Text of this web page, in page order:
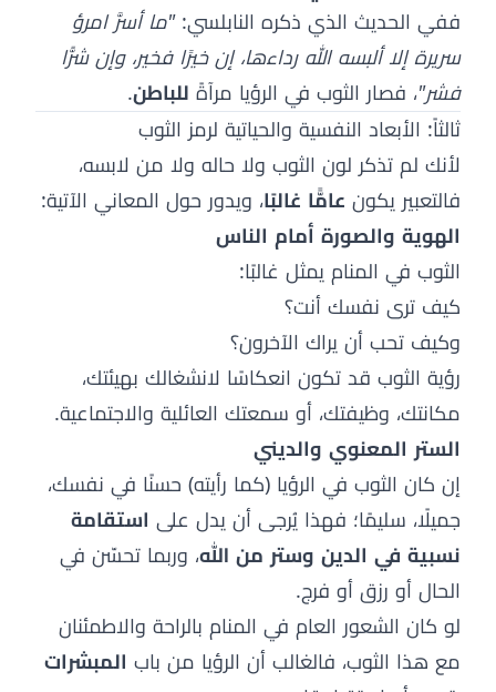
ففي الحديث الذي ذكره النابلسي:"ما أسرَّ امرؤ
سريرة إلا ألبسه الله رداءها، إن خيرًا فخير، وإن شرًّا
فشر"، فصار الثوب في الرؤيا مرآةً للباطن.
ثالثاً: الأبعاد النفسية والحياتية لرمز الثوب
لأنك لم تذكر لون الثوب ولا حاله ولا من لابسه،
فالتعبير يكون عامًّا غالبًا، ويدور حول المعاني الآتية:
الهوية والصورة أمام الناس
الثوب في المنام يمثل غالبًا:
كيف ترى نفسك أنت؟
وكيف تحب أن يراك الآخرون؟
رؤية الثوب قد تكون انعكاسًا لانشغالك بهيئتك،
مكانتك، وظيفتك، أو سمعتك العائلية والاجتماعية.
الستر المعنوي والديني
إن كان الثوب في الرؤيا (كما رأيته) حسنًا في نفسك،
جميلًا، سليمًا؛ فهذا يُرجى أن يدل على استقامة
نسبية في الدين وستر من الله، وربما تحسّن في
الحال أو رزق أو فرج.
لو كان الشعور العام في المنام بالراحة والاطمئنان
مع هذا الثوب، فالغالب أن الرؤيا من باب المبشرات